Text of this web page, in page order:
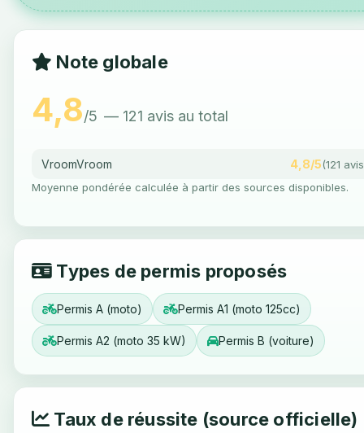
Note globale
4,8/5 — 121 avis au total
VroomVroom 4,8/5(121
Moyenne pondérée calculée à partir des sources disponibles.
Types de permis proposés
Permis A (moto) Permis A1 (moto 125cc)
Permis A2 (moto 35 kW) Permis B (voiture)
Taux de réussite (source officielle)